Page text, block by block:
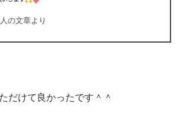
の文章より
だけて良かったです＾＾